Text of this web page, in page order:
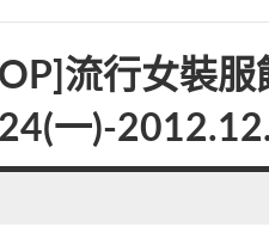
流行女裝
一)-